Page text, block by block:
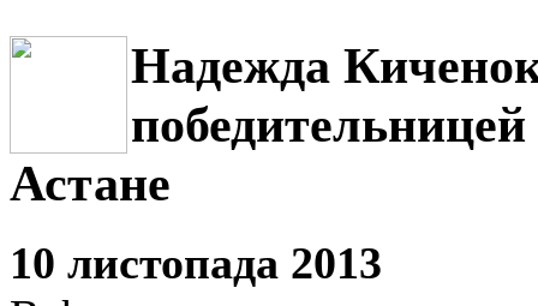
Надежда
Астане
10 листопада 2013